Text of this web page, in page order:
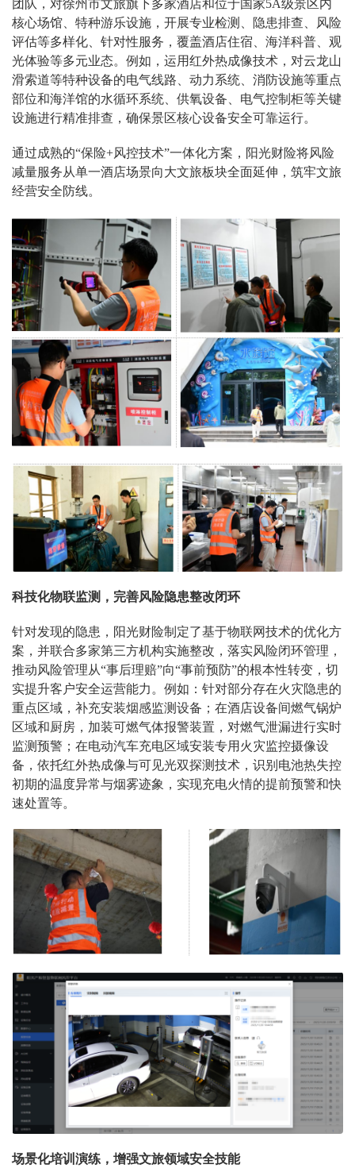
团队，对徐州市文旅旗下多家酒店和位于国家5A级景区内
核心场馆、特种游乐设施，开展专业检测、隐患排查、风险
评估等多样化、针对性服务，覆盖酒店住宿、海洋科普、观
光体验等多元业态。例如，运用红外热成像技术，对云龙山
滑索道等特种设备的电气线路、动力系统、消防设施等重点
部位和海洋馆的水循环系统、供氧设备、电气控制柜等关键
设施进行精准排查，确保景区核心设备安全可靠运行。
通过成熟的“保险+风控技术”一体化方案，阳光财险将风险
减量服务从单一酒店场景向大文旅板块全面延伸，筑牢文旅
经营安全防线。
科技化物联监测，完善风险隐患整改闭环
针对发现的隐患，阳光财险制定了基于物联网技术的优化方
案，并联合多家第三方机构实施整改，落实风险闭环管理，
推动风险管理从“事后理赔”向“事前预防”的根本性转变，切
实提升客户安全运营能力。例如：针对部分存在火灾隐患的
重点区域，补充安装烟感监测设备；在酒店设备间燃气锅炉
区域和厨房，加装可燃气体报警装置，对燃气泄漏进行实时
监测预警；在电动汽车充电区域安装专用火灾监控摄像设
备，依托红外热成像与可见光双探测技术，识别电池热失控
初期的温度异常与烟雾迹象，实现充电火情的提前预警和快
速处置等。
场景化培训演练，增强文旅领域安全技能